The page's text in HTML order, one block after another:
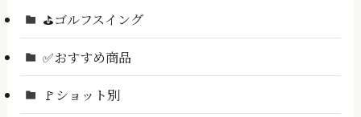
⛳ゴルフスイング
✅おすすめ商品
🚩ショット別